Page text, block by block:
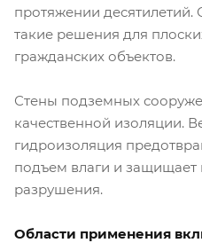
протяжении
такие решения для
гражданских объектов.
Стены подземных
качественной изоляции.
гидроизоляция
подъем влаги и защищает
разрушения.
Области применения